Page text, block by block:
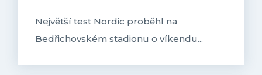
Největší test Nordic proběhl na
Bedřichovském stadionu o víkendu...